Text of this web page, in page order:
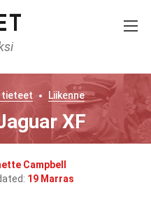
tieteet Liikenne
XF
Campbell
19 Marras